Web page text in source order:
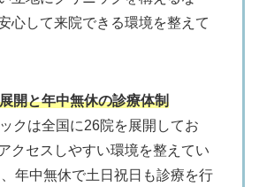
心して来院できる環境を整えて
開と年中無休の診療体制
クは全国に26院を展開してお
クセスしやすい環境を整えてい
、年中無休で土日祝日も診療を行